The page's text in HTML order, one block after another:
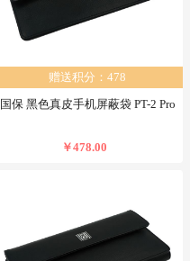
赠送积分：478
国保 黑色真皮手机屏蔽袋 PT-2 Pro
￥478.00